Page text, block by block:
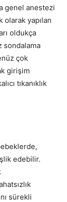
genel anestezi
olarak yapılan
oldukça
sondalama
çok
girişim
tıkanıklık
edebilir.
sürekli